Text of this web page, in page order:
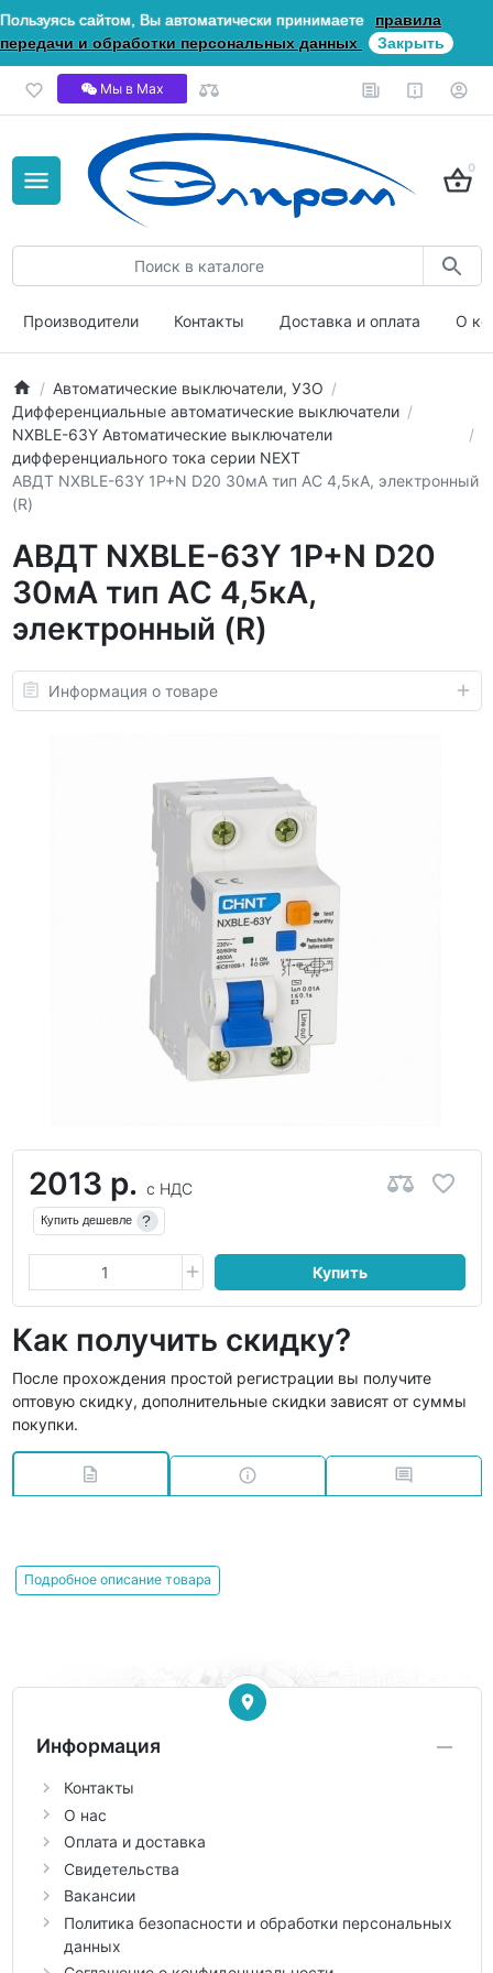
Пользуясь сайтом, Вы автоматически принимаете
правила
передачи и обработки персональных данных
Закрыть
Мы в Мах
0
Производители Контакты Доставка и оплата О
Автоматические выключатели, УЗО
Дифференциальные автоматические выключатели
NXBLE-63Y Автоматические выключатели
дифференциального тока серии NEXT
АВДТ NXBLE-63Y 1P+N D20 30мА тип AС 4,5кА, электронный
(R)
АВДТ NXBLE-63Y 1P+N D20
30мА тип AС 4,5кА,
электронный (R)
Информация о товаре
2013 р. с НДС
Купить дешевле ?
Купить
Как получить скидку?
После прохождения простой регистрации вы получите
оптовую скидку, дополнительные скидки зависят от суммы
покупки.
Подробное описание товара
Информация
Контакты
О нас
Оплата и доставка
Свидетельства
Вакансии
Политика безопасности и обработки персональных
данных